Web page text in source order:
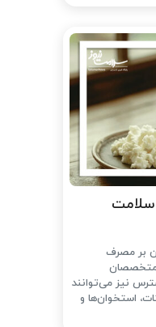
سلامت
بر مصرف
متخصصان
نیز می‌توانند
استخوان‌ها و